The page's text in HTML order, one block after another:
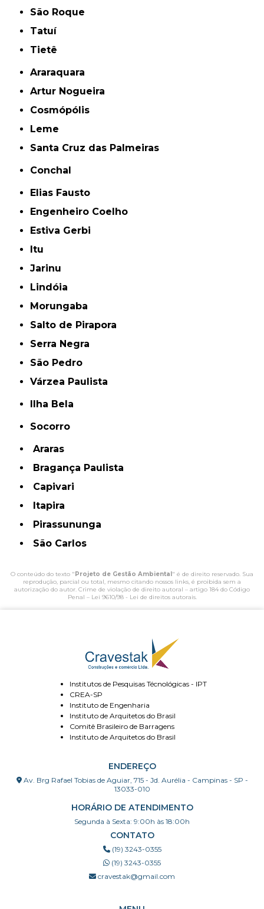
São Roque
Tatuí
Tietê
Araraquara
Artur Nogueira
Cosmópólis
Leme
Santa Cruz das Palmeiras
Conchal
Elias Fausto
Engenheiro Coelho
Estiva Gerbi
Itu
Jarinu
Lindóia
Morungaba
Salto de Pirapora
Serra Negra
São Pedro
Várzea Paulista
Ilha Bela
Socorro
Araras
Bragança Paulista
Capivari
Itapira
Pirassununga
São Carlos
O conteúdo do texto " Projeto de Gestão Ambiental " é de direito reservado. Sua
reprodução, parcial ou total, mesmo citando nossos links, é proibida sem a
autorização do autor. Crime de violação de direito autoral – artigo 184 do Código
Penal – Lei 9610/98 - Lei de direitos autorais.
Institutos de Pesquisas Técnológicas - IPT
CREA-SP
Instituto de Engenharia
Instituto de Arquitetos do Brasil
Comitê Brasileiro de Barragens
Instituto de Arquitetos do Brasil
ENDEREÇO
Av. Brg Rafael Tobias de Aguiar, 715 - Jd. Aurélia - Campinas - SP -
13033-010
HORÁRIO DE ATENDIMENTO
Segunda à Sexta: 9:00h às 18:00h
CONTATO
(19) 3243-0355
(19) 3243-0355
cravestak@gmail.com